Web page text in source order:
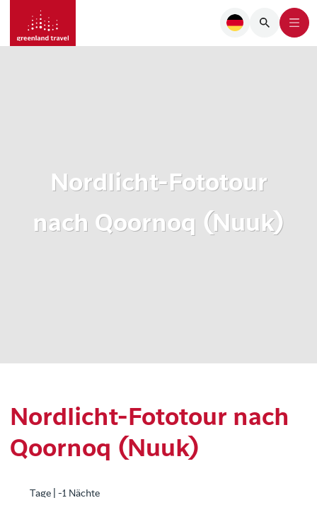
Nordlicht-Fototour
nach Qoornoq (Nuuk)
Nordlicht-Fototour nach
Qoornoq (Nuuk)
Tage | -1 Nächte